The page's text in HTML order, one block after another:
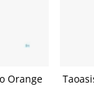
Orange